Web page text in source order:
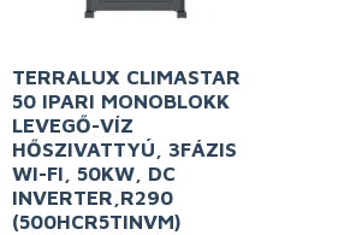
TERRALUX CLIMASTAR
50 IPARI MONOBLOKK
LEVEGŐ-VÍZ
HŐSZIVATTYÚ, 3FÁZIS
WI-FI, 50KW, DC
INVERTER,R290
(500HCR5TINVM)